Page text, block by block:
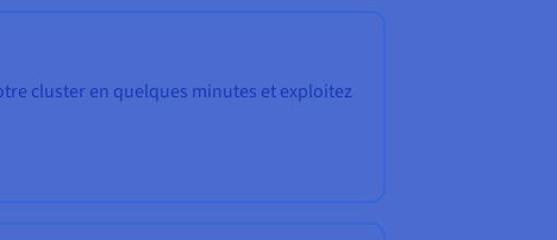
cluster en quelques minutes et exploitez